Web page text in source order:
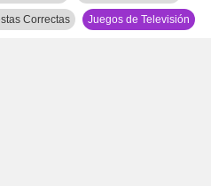
Correctas Juegos de Televisión